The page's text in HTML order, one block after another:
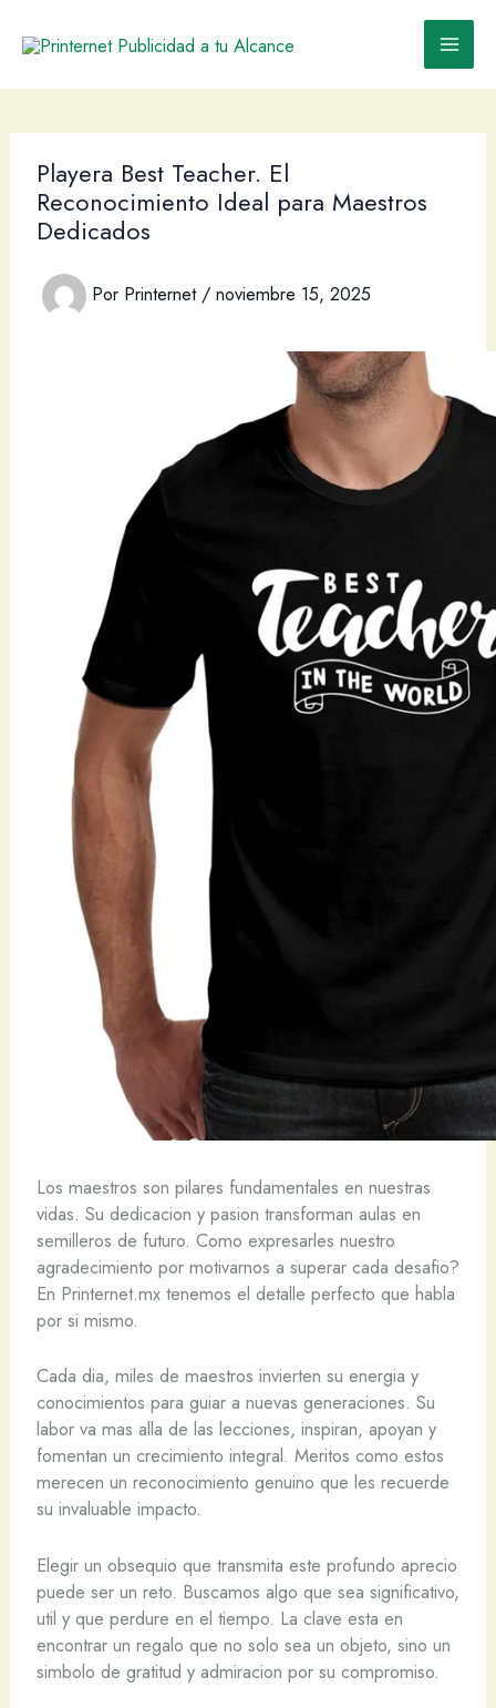
Playera Best Teacher. El
Reconocimiento Ideal para Maestros
Dedicados
Por Printernet / noviembre 15, 2025
Los maestros son pilares fundamentales en nuestras
vidas. Su dedicacion y pasion transforman aulas en
semilleros de futuro. Como expresarles nuestro
agradecimiento por motivarnos a superar cada desafio?
En Printernet.mx tenemos el detalle perfecto que habla
por si mismo.
Cada dia, miles de maestros invierten su energia y
conocimientos para guiar a nuevas generaciones. Su
labor va mas alla de las lecciones, inspiran, apoyan y
fomentan un crecimiento integral. Meritos como estos
merecen un reconocimiento genuino que les recuerde
su invaluable impacto.
Elegir un obsequio que transmita este profundo aprecio
puede ser un reto. Buscamos algo que sea significativo,
util y que perdure en el tiempo. La clave esta en
encontrar un regalo que no solo sea un objeto, sino un
simbolo de gratitud y admiracion por su compromiso.